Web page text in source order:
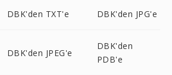
DBK'den TXT'e DBK'den JPG'e
DBK'den JPEG'e
DBK'den
PDB'e